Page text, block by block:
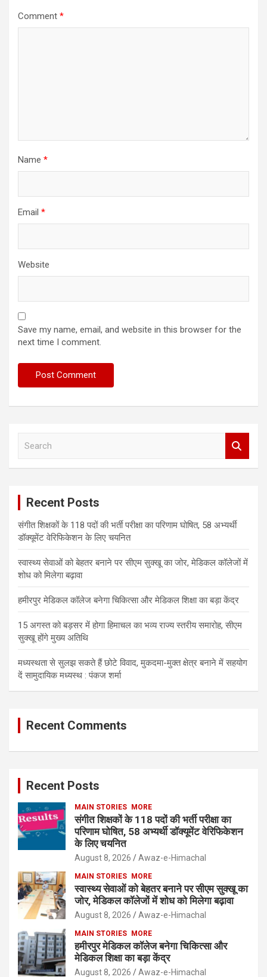
Comment *
Name *
Email *
Website
Save my name, email, and website in this browser for the
next time I comment.
Recent Posts
संगीत शिक्षकों के 118 पदों की भर्ती परीक्षा का परिणाम घोषित, 58 अभ्यर्थी
डॉक्यूमेंट वेरिफिकेशन के लिए चयनित
स्वास्थ्य सेवाओं को बेहतर बनाने पर सीएम सुक्खू का जोर, मेडिकल कॉलेजों में
शोध को मिलेगा बढ़ावा
हमीरपुर मेडिकल कॉलेज बनेगा चिकित्सा और मेडिकल शिक्षा का बड़ा केंद्र
15 अगस्त को बड़सर में होगा हिमाचल का भव्य राज्य स्तरीय समारोह, सीएम
सुक्खू होंगे मुख्य अतिथि
मध्यस्थता से सुलझ सकते हैं छोटे विवाद, मुकदमा-मुक्त क्षेत्र बनाने में सहयोग
दें सामुदायिक मध्यस्थ : पंकज शर्मा
Recent Comments
Recent Posts
MAIN STORIES MORE
संगीत शिक्षकों के 118 पदों की भर्ती परीक्षा का
परिणाम घोषित, 58 अभ्यर्थी डॉक्यूमेंट वेरिफिकेशन
के लिए चयनित
August 8, 2026 Awaz-e-Himachal
MAIN STORIES MORE
स्वास्थ्य सेवाओं को बेहतर बनाने पर सीएम सुक्खू का
जोर, मेडिकल कॉलेजों में शोध को मिलेगा बढ़ावा
August 8, 2026 Awaz-e-Himachal
MAIN STORIES MORE
हमीरपुर मेडिकल कॉलेज बनेगा चिकित्सा और
मेडिकल शिक्षा का बड़ा केंद्र
August 8, 2026 Awaz-e-Himachal